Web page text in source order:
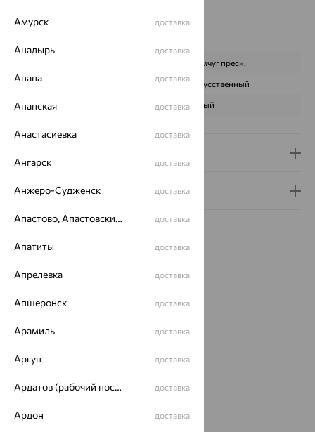
Наименование цвета вставки:
Белый
Жемчуг пресн.
ПРОИСХОЖДЕНИЕ Искусственный
ЦВЕТ Белый
Гарантия и возврат
Идеальный комплект
Амурск доставка
Анадырь доставка
Анапа доставка
Анапская доставка
Анастасиевка доставка
Ангарск доставка
Анжеро-Судженск доставка
Апастово, Апастовский район доставка
Апатиты доставка
Апрелевка доставка
Апшеронск доставка
Арамиль доставка
Аргун доставка
Ардатов (рабочий поселок) доставка
Ардон доставка